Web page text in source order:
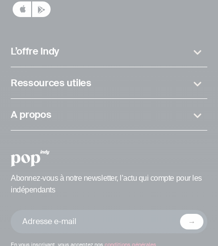
L’offre Indy
Ressources utiles
A propos
Abonnez-vous à notre newsletter, l’actu qui compte pour les
indépendants
En vous inscrivant, vous acceptez nos conditions générales